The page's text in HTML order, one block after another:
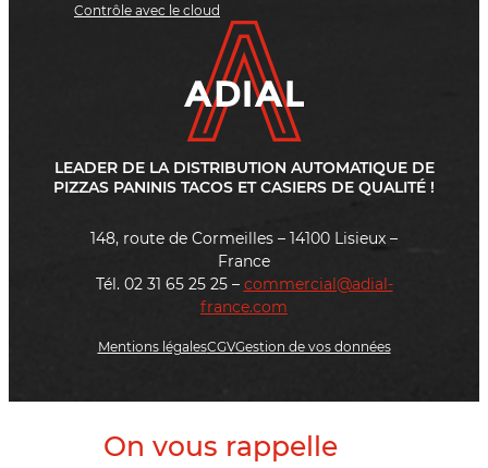
Contrôle avec le cloud
LEADER DE LA DISTRIBUTION AUTOMATIQUE DE
PIZZAS PANINIS TACOS ET CASIERS DE QUALITÉ !
148, route de Cormeilles – 14100 Lisieux –
France
Tél. 02 31 65 25 25 – commercial@adial-
france.com
Mentions légalesCGVGestion de vos données
On vous rappelle